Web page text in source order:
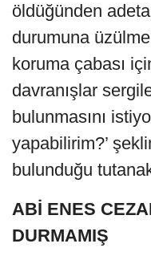
öldüğünden adeta
durumuna
koruma çabası
davranışlar
bulunmasını
yapabilirim?’
bulunduğu tutanak
ABİ ENES
DURMAMIŞ